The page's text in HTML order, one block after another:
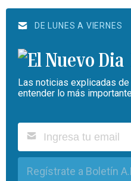
DE LUNES A VIERNES
Las noticias explicadas
entender lo más
Regístrate a Boletín